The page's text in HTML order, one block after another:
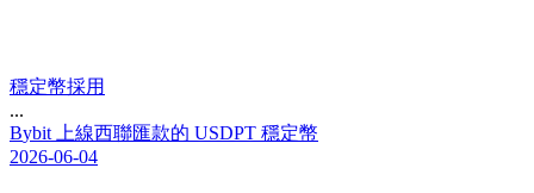
穩定幣採用
...
Bybit 上線西聯匯款的 USDPT 穩定幣
2026-06-04